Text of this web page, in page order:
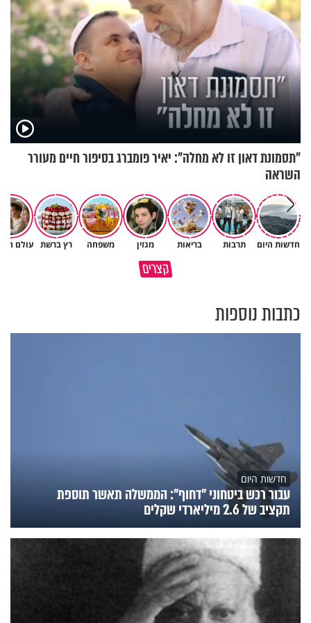
"תסמונת דאון זו לא מחלה": יאיר פומברג בסיפור חיים מעורר
השראה
חדשות היום תרבות בריאות מגזין משפחה רץ ברשת עולם
קצרים
כל הטיפים לשניצל המושלם של
כך תשמרו על עצמכם ועל בני
כתבות נוספות
חדשות היום
עבור רכש ביטחוני "דחוף": הממשלה תאשר תוספת
תקציב של 2.6 מיליארדי שקלים